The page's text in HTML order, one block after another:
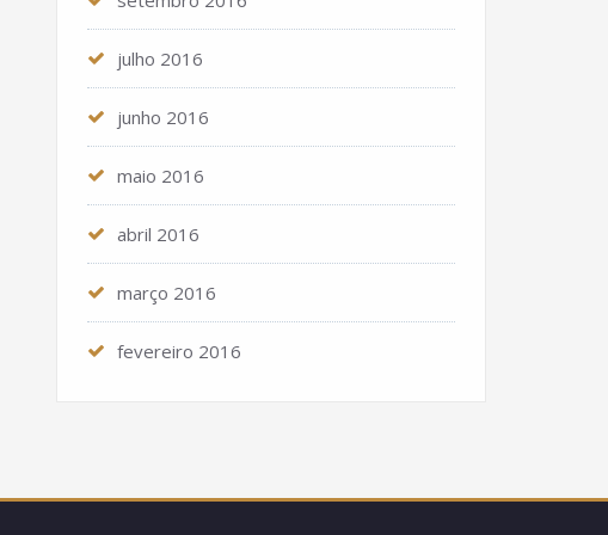
julho 2016
junho 2016
maio 2016
abril 2016
março 2016
fevereiro 2016